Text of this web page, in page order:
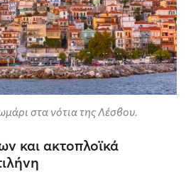
στα νότια της Λέσβου.
και ακτοπλοϊκά